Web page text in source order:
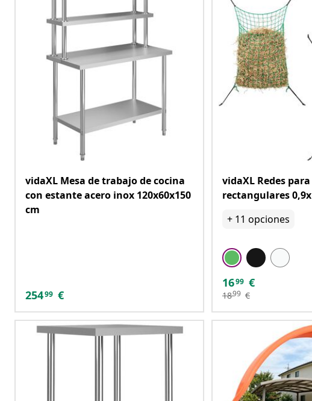
vidaXL Mesa de trabajo de cocina
con estante acero inox 120x60x150
cm
25499 €
vidaXL Redes
rectangulares
+ 11 opciones
1699 €
1899 €